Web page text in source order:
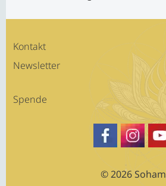
Kontakt
Newsletter
Spende
© 2026 Soham